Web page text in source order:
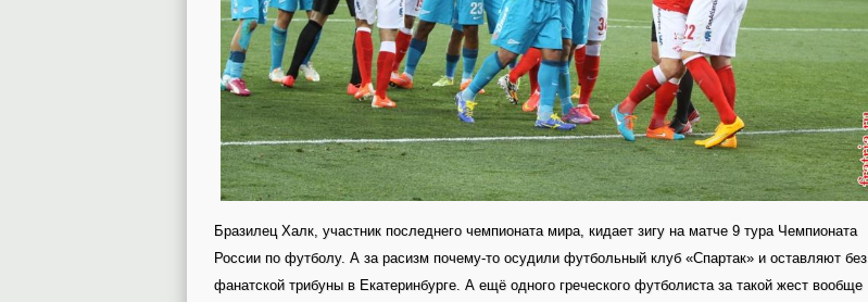
Бразилец Халк, участник последнего чемпионата мира, кидает зигу на матче 9 тура Чемпионата
России по футболу. А за расизм почему-то осудили футбольный клуб «Спартак» и оставляют без
фанатской трибуны в Екатеринбурге. А ещё одного греческого футболиста за такой жест вообще